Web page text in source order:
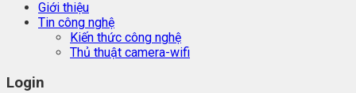
Giới thiệu
Tin công nghệ
Kiến thức công nghệ
Thủ thuật camera-wifi
Login